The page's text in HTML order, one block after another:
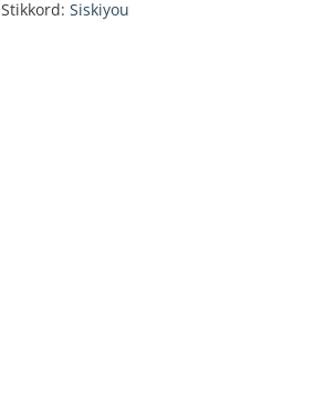
Stikkord: Siskiyou